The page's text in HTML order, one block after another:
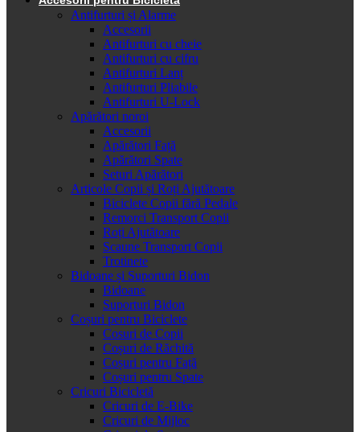
Antifurturi și Alarme
Accesorii
Antifurturi cu cheie
Antifurturi cu cifru
Antifurturi Lanț
Antifurturi Pliabile
Antifurturi U-Lock
Apărători noroi
Accesorii
Apărători Față
Apărători Spate
Seturi Apărători
Articole Copii și Roți Ajutătoare
Biciclete Copii fără Pedale
Remorci Transport Copii
Roți Ajutătoare
Scaune Transport Copii
Trotinete
Bidoane și Suporturi Bidon
Bidoane
Suporturi Bidon
Coșuri pentru Biciclete
Cosuri de Copii
Coșuri de Răchită
Coșuri pentru Față
Coșuri pentru Spate
Cricuri Bicicletă
Cricuri de E-Bike
Cricuri de Mijloc